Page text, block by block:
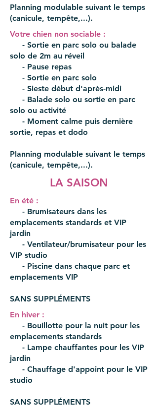
Planning modulable suivant le temps
(canicule, tempête,...).
Votre chien non sociable :
- Sortie en parc solo ou balade
solo de 2m au réveil
- Pause repas
- Sortie en parc solo
- Sieste début d'après-midi
- Balade solo ou sortie en parc
solo ou activité
- Moment calme puis dernière
sortie, repas et dodo
Planning modulable suivant le temps
(canicule, tempête,...).
LA SAISON
En été :
- Brumisateurs dans les
emplacements standards et VIP
jardin
- Ventilateur/brumisateur pour les
VIP studio
- Piscine dans chaque parc et
emplacements VIP
​SANS SUPPLÉMENTS
En hiver :
- Bouillotte pour la nuit pour les
emplacements standards
- Lampe chauffantes pour les VIP
jardin
- Chauffage d'appoint pour le VIP
studio
​SANS SUPPLÉMENTS